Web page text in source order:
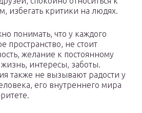
избегать критики на людях.
понимать, что у каждого
пространство, не стоит
желание к постоянному
интересы, заботы.
также не вызывают радости у
его внутреннего мира